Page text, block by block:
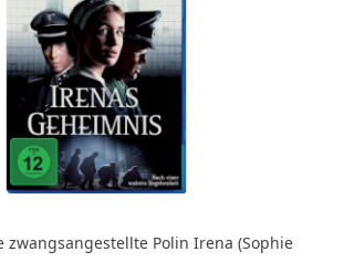
zwangsangestellte Polin Irena (Sophie